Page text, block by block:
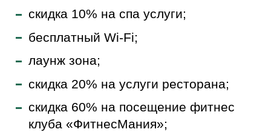
скидка 10% на спа услуги;
бесплатный Wi-Fi;
лаунж зона;
скидка 20% на услуги ресторана;
скидка 60% на посещение фитнес
клуба «ФитнесМания»;